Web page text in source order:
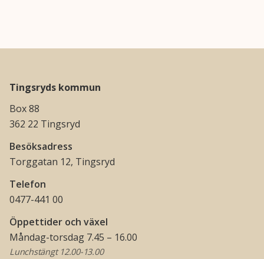
Tingsryds kommun
Box 88
362 22 Tingsryd
Besöksadress
Torggatan 12, Tingsryd
Telefon
0477-441 00
Öppettider och växel
Måndag-torsdag 7.45 – 16.00
Lunchstängt 12.00-13.00